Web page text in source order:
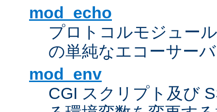
mod_echo
プロトコルモジュー
の単純なエコーサーバ
mod_env
CGI スクリプト及び